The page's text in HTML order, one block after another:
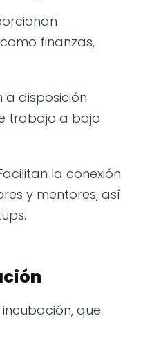
finanzas,
a disposición
trabajo a bajo
la conexión
y mentores, así
que